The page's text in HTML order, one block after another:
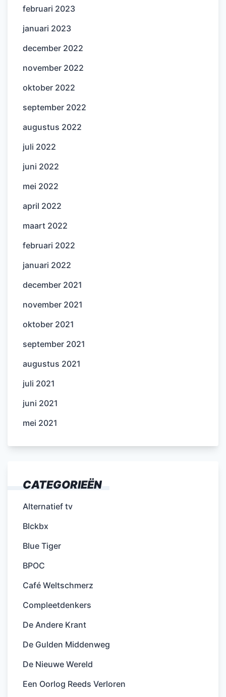
februari 2023
januari 2023
december 2022
november 2022
oktober 2022
september 2022
augustus 2022
juli 2022
juni 2022
mei 2022
april 2022
maart 2022
februari 2022
januari 2022
december 2021
november 2021
oktober 2021
september 2021
augustus 2021
juli 2021
juni 2021
mei 2021
CATEGORIEËN
Alternatief tv
Blckbx
Blue Tiger
BPOC
Café Weltschmerz
Compleetdenkers
De Andere Krant
De Gulden Middenweg
De Nieuwe Wereld
Een Oorlog Reeds Verloren